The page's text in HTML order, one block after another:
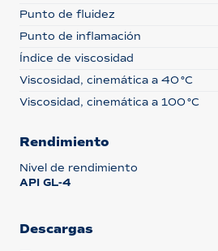
Punto de fluidez
Punto de inflamación
Índice de viscosidad
Viscosidad, cinemática a 40 °C
Viscosidad, cinemática a 100 °C
Rendimiento
Nivel de rendimiento
API GL-4
Descargas